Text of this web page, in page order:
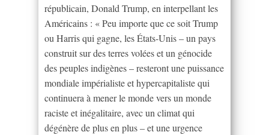
républicain, Donald Trump, en interpellant les
Américains : « Peu importe que ce soit Trump
ou Harris qui gagne, les États-Unis – un pays
construit sur des terres volées et un génocide
des peuples indigènes – resteront une puissance
mondiale impérialiste et hypercapitaliste qui
continuera à mener le monde vers un monde
raciste et inégalitaire, avec un climat qui
dégénère de plus en plus – et une urgence